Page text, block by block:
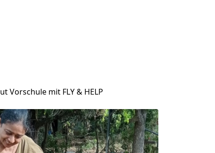
Vorschule mit FLY & HELP